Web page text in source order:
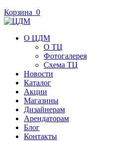
Корзина 0
О ЦДМ
О ТЦ
Фотогалерея
Схема ТЦ
Новости
Каталог
Акции
Магазины
Дизайнерам
Арендаторам
Блог
Контакты